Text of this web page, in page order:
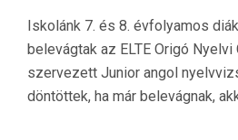
Iskolánk 7. és 8. évfolyamos
belevágtak az ELTE Origó Nyelvi
szervezett Junior angol
döntöttek, ha már belevágnak,